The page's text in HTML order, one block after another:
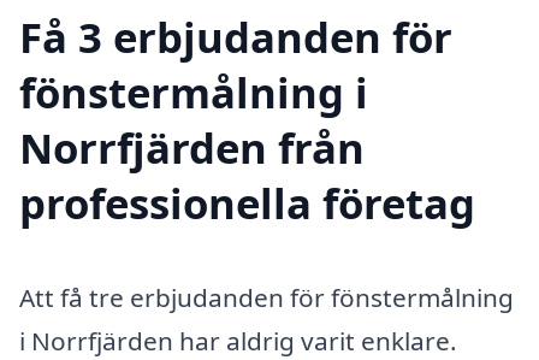
Få 3 erbjudanden för
fönstermålning i
Norrfjärden från
professionella företag
Att få tre erbjudanden för fönstermålning
i Norrfjärden har aldrig varit enklare.